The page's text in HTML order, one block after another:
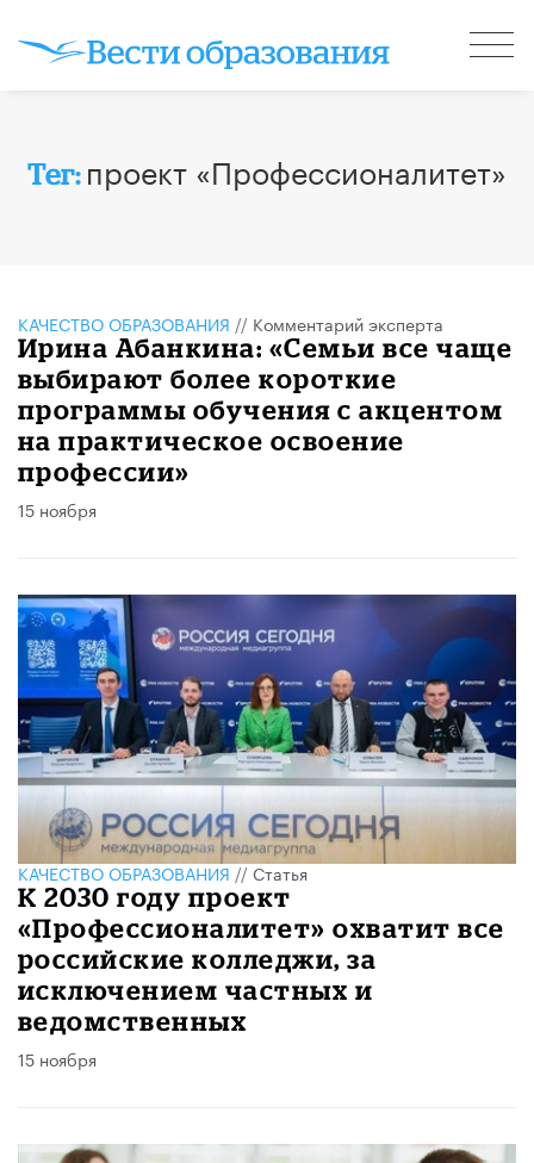
Тег: проект «Профессионалитет»
КАЧЕСТВО ОБРАЗОВАНИЯ // Комментарий эксперта
Ирина Абанкина: «Семьи все чаще
выбирают более короткие
программы обучения с акцентом
на практическое освоение
профессии»
15 ноября
КАЧЕСТВО ОБРАЗОВАНИЯ//Статья
К 2030 году проект
«Профессионалитет» охватит все
российские колледжи, за
исключением частных и
ведомственных
15 ноября